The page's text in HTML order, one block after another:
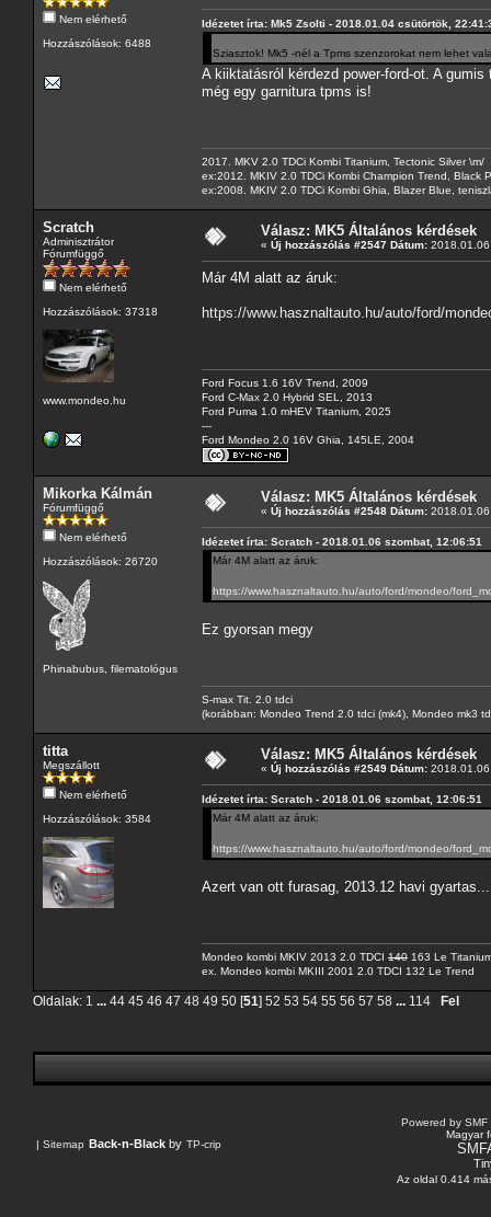
Nem elérhető
Hozzászólások: 6488
Idézetet írta: Mk5 Zsolti - 2018.01.04 csütörtök,
Sziasztok! Mk5 -nél a Tpms szenzorokat nem lehet
A kiiktatásról kérdezd power-ford-ot. A
még egy garnitura tpms is!
2017. MKV 2.0 TDCi Kombi Titanium, Tectonic Silver \m/
ex:2012. MKIV 2.0 TDCi Kombi Champion Trend, Black
ex:2008. MKIV 2.0 TDCi Kombi Ghia, Blazer Blue,
Scratch
Adminisztrátor
Fórumfüggő
Nem elérhető
Hozzászólások: 37318
www.mondeo.hu
Válasz: MK5 Általános kérdések
« Új hozzászólás #2547 Dátum:
Már 4M alatt az áruk:
https://www.hasznaltauto.hu/auto/ford/
Ford Focus 1.6 16V Trend, 2009
Ford C-Max 2.0 Hybrid SEL, 2013
Ford Puma 1.0 mHEV Titanium, 2025
---
Ford Mondeo 2.0 16V Ghia, 145LE, 2004
Mikorka Kálmán
Fórumfüggő
Nem elérhető
Hozzászólások: 26720
Phinabubus, filematológus
Válasz: MK5 Általános kérdések
« Új hozzászólás #2548 Dátum:
Idézetet írta: Scratch - 2018.01.06 szombat, 12:06:51
Már 4M alatt az áruk:
https://www.hasznaltauto.hu/auto/ford/mondeo/
Ez gyorsan megy
S-max Tit. 2.0 tdci
(korábban: Mondeo Trend 2.0 tdci (mk4), Mondeo mk3
titta
Megszállott
Nem elérhető
Hozzászólások: 3584
Válasz: MK5 Általános kérdések
« Új hozzászólás #2549 Dátum:
Idézetet írta: Scratch - 2018.01.06 szombat, 12:06:51
Már 4M alatt az áruk:
https://www.hasznaltauto.hu/auto/ford/mondeo/
Azert van ott furasag, 2013.12 havi gyartas...
Mondeo kombi MKIV 2013 2.0 TDCI 140 163 Le
ex. Mondeo kombi MKIII 2001 2.0 TDCI 132 Le Trend
Oldalak: 1 ... 44 45 46 47 48 49 50 [51] 52 53 54 55 56 57 58 ... 114 Fel
| Sitemap Back-n-Black by TP-crip
Powered by SMF
Magyar
Az oldal 0.414